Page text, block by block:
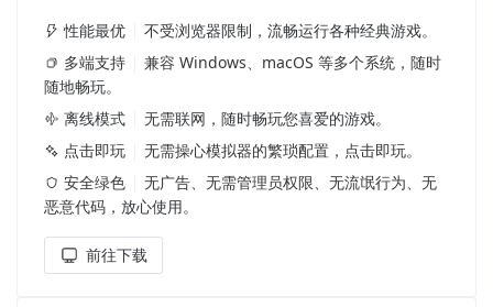
性能最优
不受浏览器限制，流畅运行各种经典游戏。
多端支持
兼容 Windows、macOS 等多个系统，随时
随地畅玩。
离线模式
无需联网，随时畅玩您喜爱的游戏。
点击即玩
无需操心模拟器的繁琐配置，点击即玩。
安全绿色
无广告、无需管理员权限、无流氓行为、无
恶意代码，放心使用。
前往下载